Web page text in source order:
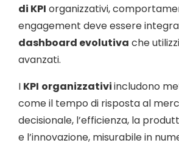
di KPI organizzativi,
engagement deve essere
dashboard evolutiva che
avanzati.
I KPI organizzativiincludono
come il tempo di risposta al
decisionale, l’efficienza, la
e l’innovazione, misurabile in